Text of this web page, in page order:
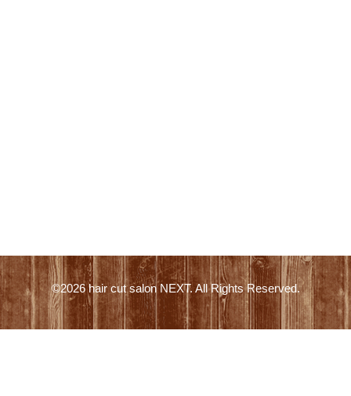
©2026hair cut salon NEXT. All Rights Reserved.